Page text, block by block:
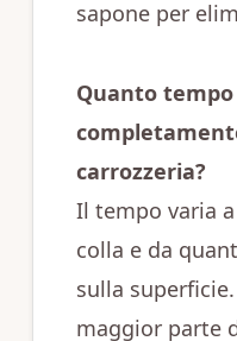
sapone per
Quanto
carrozzeria?
Il tempo varia
colla e da
sulla
maggior parte